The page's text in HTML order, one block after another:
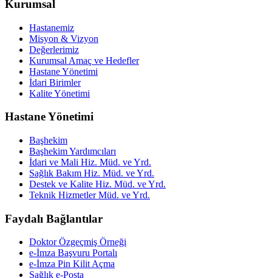
Kurumsal
Hastanemiz
Misyon & Vizyon
Değerlerimiz
Kurumsal Amaç ve Hedefler
Hastane Yönetimi
İdari Birimler
Kalite Yönetimi
Hastane Yönetimi
Başhekim
Başhekim Yardımcıları
İdari ve Mali Hiz. Müd. ve Yrd.
Sağlık Bakım Hiz. Müd. ve Yrd.
Destek ve Kalite Hiz. Müd. ve Yrd.
Teknik Hizmetler Müd. ve Yrd.
Faydalı Bağlantılar
Doktor Özgeçmiş Örneği
e-İmza Başvuru Portalı
e-İmza Pin Kilit Açma
Sağlık e-Posta